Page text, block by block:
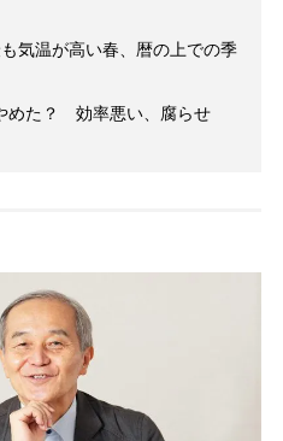
気温が高い春、暦の上での季
めた？ 効率悪い、腐らせ